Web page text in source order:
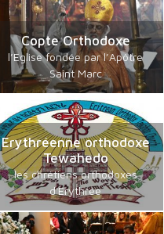
Copte Orthodoxe
l’Eglise fondée par l’Apôtre
Saint Marc
Erythréenne orthodoxe
Tewahedo
les chrétiens orthodoxes
d'Erythrée